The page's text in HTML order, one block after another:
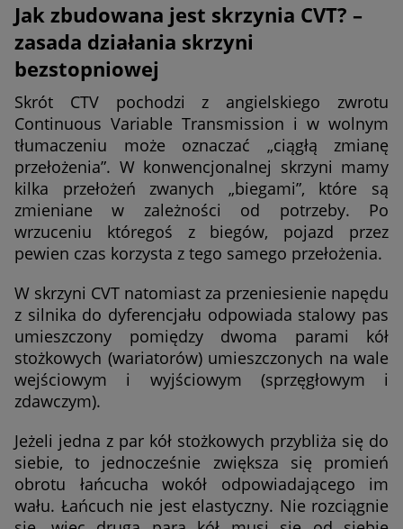
Jak zbudowana jest skrzynia CVT? –
zasada działania skrzyni
bezstopniowej
Skrót CTV pochodzi z angielskiego zwrotu
Continuous Variable Transmission i w wolnym
tłumaczeniu może oznaczać „ciągłą zmianę
przełożenia”. W konwencjonalnej skrzyni mamy
kilka przełożeń zwanych „biegami”, które są
zmieniane w zależności od potrzeby. Po
wrzuceniu któregoś z biegów, pojazd przez
pewien czas korzysta z tego samego przełożenia.
W skrzyni CVT natomiast za przeniesienie napędu
z silnika do dyferencjału odpowiada stalowy pas
umieszczony pomiędzy dwoma parami kół
stożkowych (wariatorów) umieszczonych na wale
wejściowym i wyjściowym (sprzęgłowym i
zdawczym).
Jeżeli jedna z par kół stożkowych przybliża się do
siebie, to jednocześnie zwiększa się promień
obrotu łańcucha wokół odpowiadającego im
wału. Łańcuch nie jest elastyczny. Nie rozciągnie